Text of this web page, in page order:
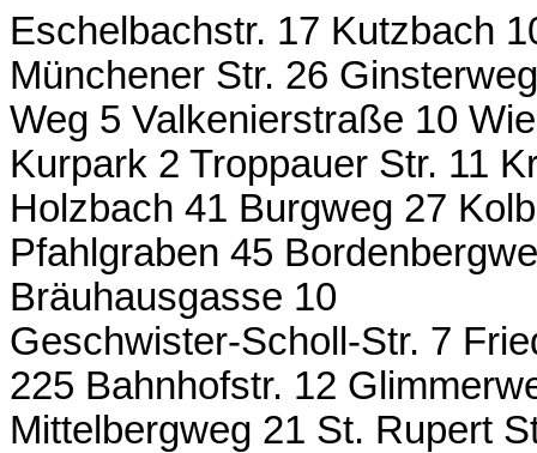
Eschelbachstr. 17 Kutzbach
Münchener Str. 26
Weg 5 Valkenierstraße 10
Kurpark 2 Troppauer Str. 11
Holzbach 41 Burgweg 27
Pfahlgraben 45
Bräuhausgasse 10
Geschwister-Scholl-Str. 7
225 Bahnhofstr. 12
Mittelbergweg 21 St. Rupert